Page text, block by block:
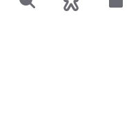
RechercherAccessibilité